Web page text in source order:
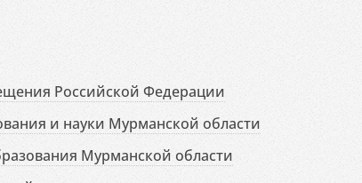
Российской Федерации
и науки Мурманской области
Мурманской области